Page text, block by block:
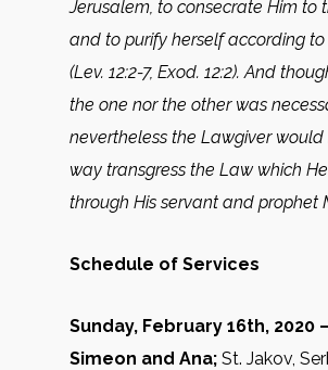
Jerusalem, to consecrate Him to
and to purify herself according
(Lev. 12:2-7, Exod. 12:2). And
the one nor the other was
nevertheless the Lawgiver
way transgress the Law which
through His servant and prophet
Schedule of Services
Sunday, February 16th, 2020 –
Simeon and Ana; St. Jakov,